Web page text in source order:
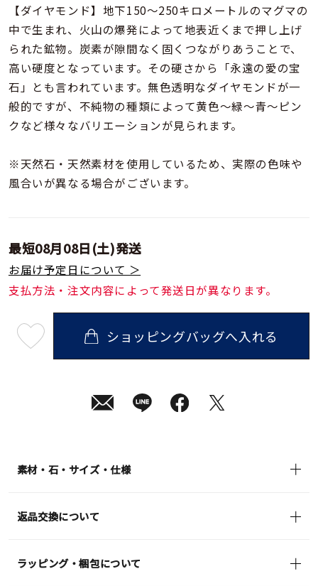
リングサイズ
メンズ
リングサイズ
～
価格 ¥0
在庫 在庫ありのみ
【ダイヤモンド】地下150～250キロメートルのマグマの
中で生まれ、火山の爆発によって地表近くまで押し上げ
られた鉱物。炭素が隙間なく固くつながりあうことで、
高い硬度となっています。その硬さから「永遠の愛の宝
石」とも言われています。無色透明なダイヤモンドが一
般的ですが、不純物の種類によって黄色～緑～青～ピン
クなど様々なバリエーションが見られます。
※天然石・天然素材を使用しているため、実際の色味や
風合いが異なる場合がございます。
最短08月08日(土)発送
お届け予定日について ＞
支払方法・注文内容によって発送日が異なります。
08
ショッピングバッグへ入れる
素材・石・サイズ・仕様
返品交換について
ラッピング・梱包について